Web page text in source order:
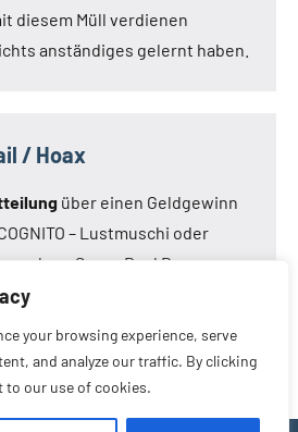
your browsing experience, serve
and analyze our traffic. By clicking
to our use of cookies.
diesem Müll verdienen
anständiges gelernt haben.
/ Hoax
über einen Geldgewinn
– Lustmuschi oder
Super Real Dong –
Kameraden noch einfällt –